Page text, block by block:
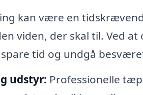
kan være en
viden, der skal til. Ved at
tid og undgå
udstyr: Professionelle